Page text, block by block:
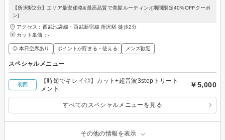
【所沢駅2分】エリア最安価格&最高品質で美髪ルーティン♪[期間限定40%OFFクーポ
ン]
アクセス：西武池袋線・西武新宿線 所沢駅 徒歩2分
カット単価： -
◎ 本日空席あり ポイントが貯まる・使える メンズ歓迎
スペシャルメニュー
初回
【時短でキレイ◎】カット+超音波3stepトリート
メント
￥5,000
すべてのスペシャルメニューを見る
その他の情報を表示